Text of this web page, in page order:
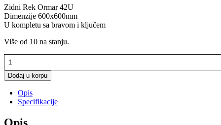
Zidni Rek Ormar 42U
Dimenzije 600x600mm
U kompletu sa bravom i ključem
Više od 10 na stanju.
REK
ORMAR
ZIDNI
19"
količina
Dodaj u korpu
Opis
Specifikacije